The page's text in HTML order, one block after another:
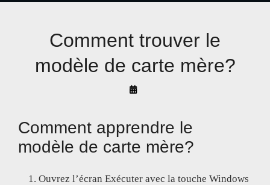
Comment trouver le
modèle de carte mère?
By
Comment apprendre le
modèle de carte mère?
Ouvrez l’écran Exécuter avec la touche Windows